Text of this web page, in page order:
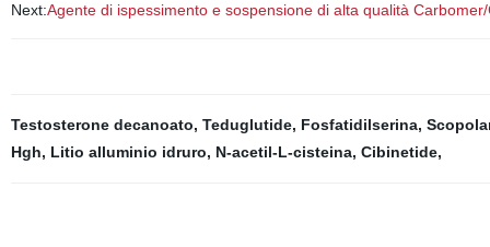
Next:Agente di ispessimento e sospensione di alta qualità
Testosterone decanoato, Teduglutide, Fosfatidilserina,
Hgh, Litio alluminio idruro, N-acetil-L-cisteina, Cibinetide,